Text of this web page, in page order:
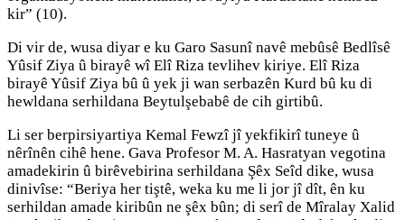
kir” (10).
Di vir de, wusa diyar e ku Garo Sasunî navê mebûsê Bedlîsê
Yûsif Ziya û birayê wî Elî Riza tevlihev kiriye. Elî Riza
birayê Yûsif Ziya bû û yek ji wan serbazên Kurd bû ku di
hewldana serhildana Beytulşebabê de cih girtibû.
Li ser berpirsiyartiya Kemal Fewzî jî yekfikirî tuneye û
nêrînên cihê hene. Gava Profesor M. A. Hasratyan vegotina
amadekirin û birêvebirina serhildana Şêx Seîd dike, wusa
dinivîse: “Beriya her tiştê, weka ku me li jor jî dît, ên ku
serhildan amade kiribûn ne şêx bûn; di serî de Mîralay Xalid